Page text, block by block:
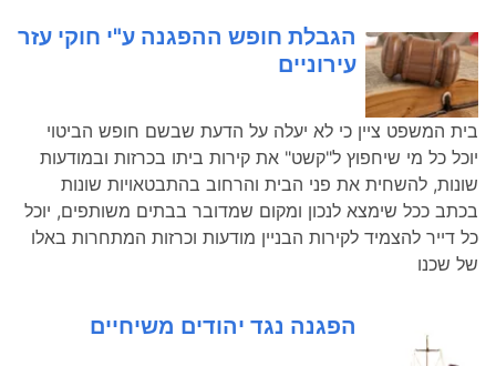
הגבלת חופש ההפגנה ע"י חוקי עזר
עירוניים
בית המשפט ציין כי לא יעלה על הדעת שבשם חופש הביטוי
יוכל כל מי שיחפוץ ל"קשט" את קירות ביתו בכרזות ובמודעות
שונות, להשחית את פני הבית והרחוב בהתבטאויות שונות
בכתב ככל שימצא לנכון ומקום שמדובר בבתים משותפים, יוכל
כל דייר להצמיד לקירות הבניין מודעות וכרזות המתחרות באלו
של שכנו
הפגנה נגד יהודים משיחיים